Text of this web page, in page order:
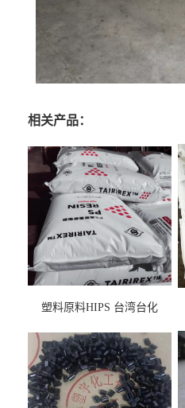
相关产品：
塑料原料HIPS 台湾台化
用料